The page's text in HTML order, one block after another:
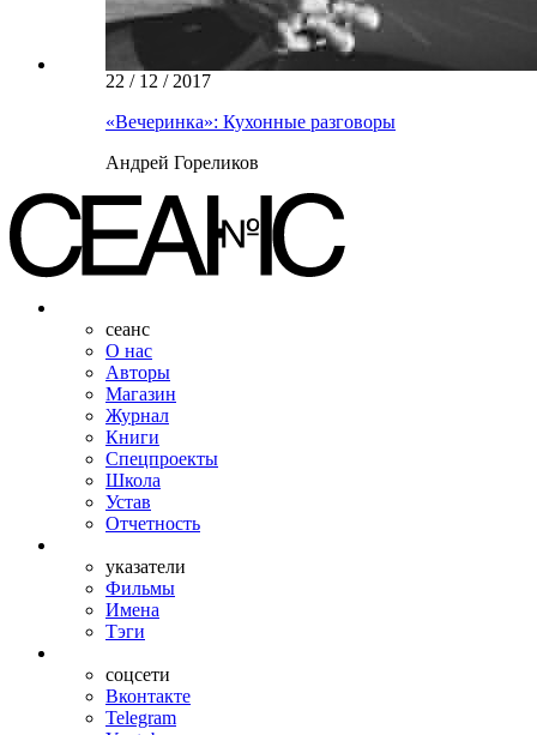
22 / 12 / 2017
«Вечеринка»: Кухонные разговоры
Андрей Гореликов
сеанс
О нас
Авторы
Магазин
Журнал
Книги
Спецпроекты
Школа
Устав
Отчетность
указатели
Фильмы
Имена
Тэги
соцсети
Вконтакте
Telegram